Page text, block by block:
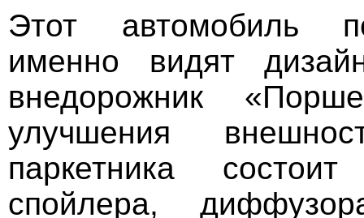
Этот автомобиль
именно видят
внедорожник
улучшения
паркетника
спойлера,